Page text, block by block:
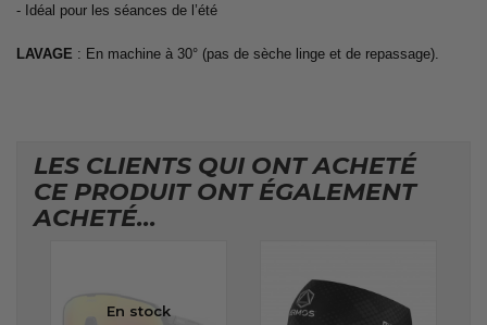
- Idéal pour les séances de l’été
LAVAGE : En machine à 30° (pas de sèche linge et de repassage).
LES CLIENTS QUI ONT ACHETÉ
CE PRODUIT ONT ÉGALEMENT
ACHETÉ...
En stock